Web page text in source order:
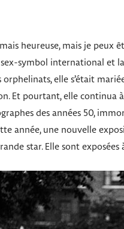
heureuse, mais je
symbol international et
orphelinats, elle s’était
Et pourtant, elle continua
des années 50,
année, une nouvelle
star. Elle sont exposées